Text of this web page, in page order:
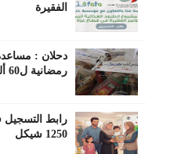
الفقيرة
رمضانية ل60 ألف أسرة في غزة ... التفاصيل
رابط التسجيل
1250 شيكل